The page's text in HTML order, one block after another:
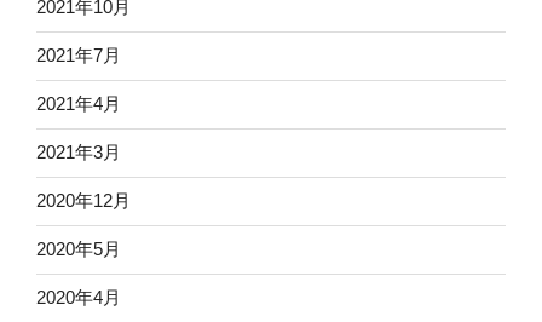
2021年10月
2021年7月
2021年4月
2021年3月
2020年12月
2020年5月
2020年4月